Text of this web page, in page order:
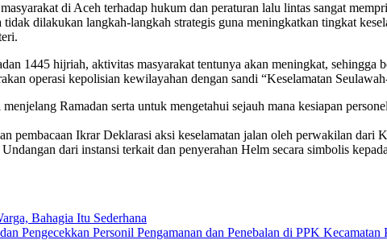
di Aceh terhadap hukum dan peraturan lalu lintas sangat
dilakukan langkah-langkah strategis guna meningkatkan tingkat
1445 hijriah, aktivitas masyarakat tentunya akan meningkat, sehingga
operasi kepolisian kewilayahan dengan sandi “Keselamatan
Ramadan serta untuk mengetahui sejauh mana kesiapan
pembacaan Ikrar Deklarasi aksi keselamatan jalan oleh perwakilan
dari instansi terkait dan penyerahan Helm secara simbolis
Bahagia Itu Sederhana
Pengecekkan Personil Pengamanan dan Penebalan di PPK Kecamatan